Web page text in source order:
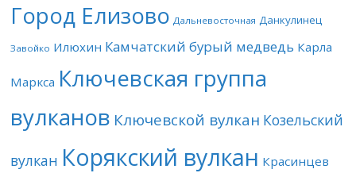
Город Елизово Дальневосточная Данкулинец
Завойко Илюхин Камчатский бурый медведь Карла
Маркса Ключевская группа
вулканов Ключевской вулкан Козельский
вулкан Корякский вулкан Красинцев